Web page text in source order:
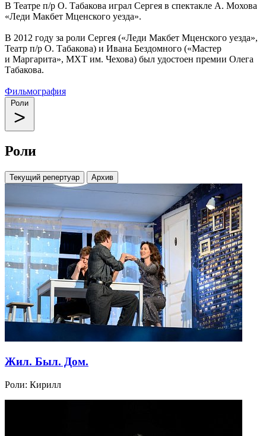
В Театре п/р О. Табакова играл Сергея в спектакле А. Мохова
«Леди Макбет Мценского уезда».
В 2012 году за роли Сергея («Леди Макбет Мценского уезда»,
Театр п/р О. Табакова) и Ивана Бездомного («Мастер
и Маргарита», МХТ им. Чехова) был удостоен премии Олега
Табакова.
Фильмография
Роли
Роли
Текущий репертуар Архив
Жил. Был. Дом.
Роли: Кирилл